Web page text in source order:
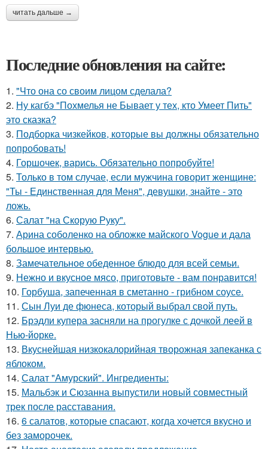
читать дальше →
Последние обновления на сайте:
1. "Что она со своим лицом сделала?
2. Ну кагбэ "Похмелья не Бывает у тех, кто Умеет Пить"
это сказка?
3. Подборка чизкейков, которые вы должны обязательно
попробовать!
4. Горшочек, варись. Обязательно попробуйте!
5. Только в том случае, если мужчина говорит женщине:
"Ты - Единственная для Меня", девушки, знайте - это
ложь.
6. Салат "на Скорую Руку".
7. Арина соболенко на обложке майского Vogue и дала
большое интервью.
8. Замечательное обеденное блюдо для всей семьи.
9. Нежно и вкусное мясо, приготовьте - вам понравится!
10. Горбуша, запеченная в сметанно - грибном соусе.
11. Сын Луи де фюнеса, который выбрал свой путь.
12. Брэдли купера засняли на прогулке с дочкой леей в
Нью-йорке.
13. Вкуснейшая низкокалорийная творожная запеканка с
яблоком.
14. Салат "Амурский". Ингредиенты:
15. Мальбэк и Сюзанна выпустили новый совместный
трек после расставания.
16. 6 салатов, которые спасают, когда хочется вкусно и
без заморочек.